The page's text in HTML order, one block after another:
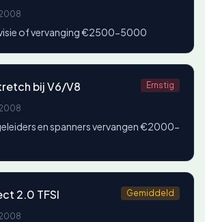
of vervanging €2500-5000
bij V6/V8 Ernstig
en spanners vervangen €2000-
2.0 TFSI Gemiddeld